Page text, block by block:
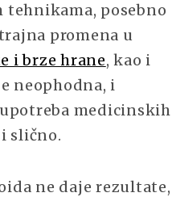
tehnikama, posebno
promena u
i brze hrane, kao i
neophodna, i
medicinskih
slično.
ne daje rezultate,